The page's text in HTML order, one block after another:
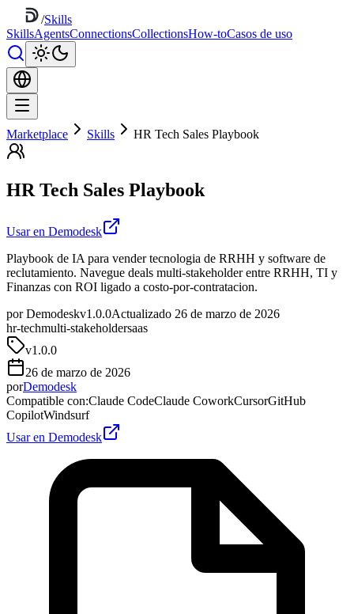
/Skills
SkillsAgentsConnectionsCollectionsHow-toCasos de uso
Marketplace Skills HR Tech Sales Playbook
HR Tech Sales Playbook
Usar en Demodesk
Playbook de IA para vender tecnologia de RRHH y software de
reclutamiento. Navegue deals multi-stakeholder entre RRHH, TI y
Finanzas con ROI ligado a costo-por-contratacion.
por Demodeskv1.0.0Actualizado 26 de marzo de 2026
hr-techmulti-stakeholdersaas
v1.0.0
26 de marzo de 2026
porDemodesk
Compatible con:Claude CodeClaude CoworkCursorGitHub
CopilotWindsurf
Usar en Demodesk